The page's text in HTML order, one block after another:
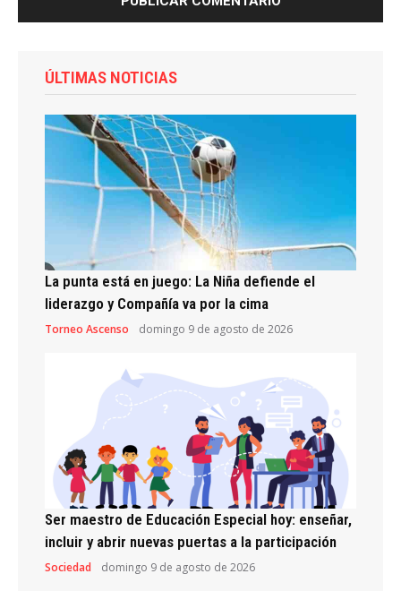
ÚLTIMAS NOTICIAS
La punta está en juego: La Niña defiende el
liderazgo y Compañía va por la cima
Torneo Ascenso domingo 9 de agosto de 2026
Ser maestro de Educación Especial hoy: enseñar,
incluir y abrir nuevas puertas a la participación
Sociedad domingo 9 de agosto de 2026